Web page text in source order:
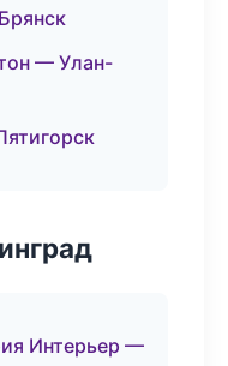
— Улан-
Интерьер —